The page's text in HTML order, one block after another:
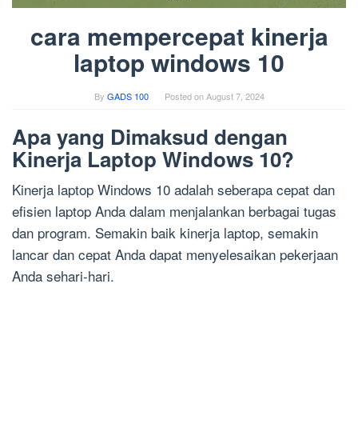
cara mempercepat kinerja
laptop windows 10
By GADS 100 Posted onAugust 7, 2024
Apa yang Dimaksud dengan
Kinerja Laptop Windows 10?
Kinerja laptop Windows 10 adalah seberapa cepat dan
efisien laptop Anda dalam menjalankan berbagai tugas
dan program. Semakin baik kinerja laptop, semakin
lancar dan cepat Anda dapat menyelesaikan pekerjaan
Anda sehari-hari.